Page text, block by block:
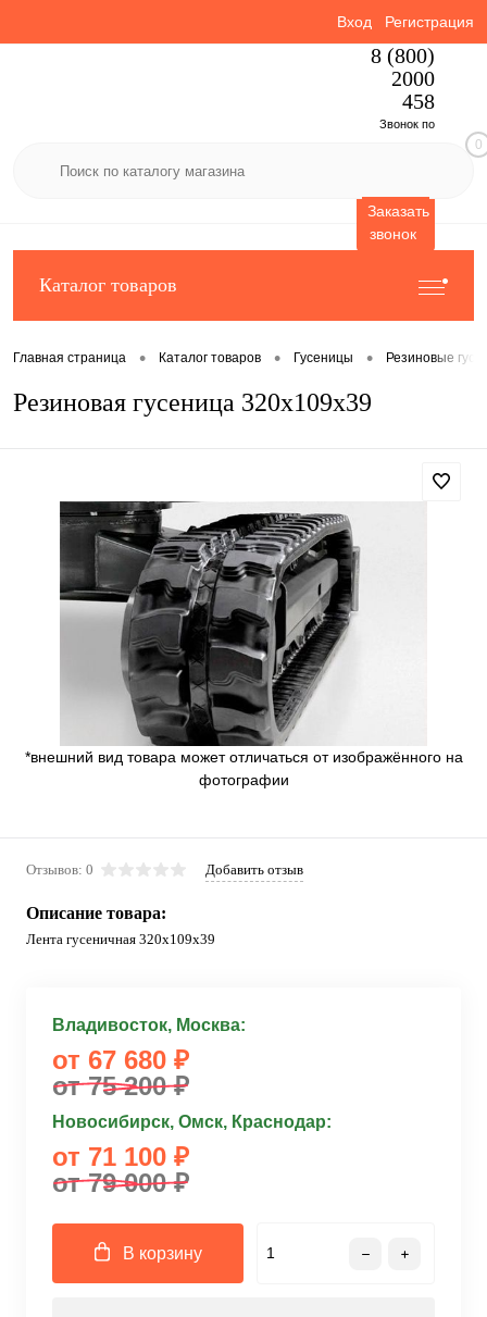
Вход Регистрация
8 (800)
2000
458
Звонок по
Заказать
звонок
0
Каталог товаров
Главная страница • Каталог товаров • Гусеницы • Резиновые
Резиновая гусеница 320x109x39
*внешний вид товара может отличаться от изображённого на
фотографии
Отзывов: 0 Добавить отзыв
Описание товара:
Лента гусеничная 320x109x39
Владивосток, Москва:
от 67 680 ₽
от 75 200 ₽
Новосибирск, Омск, Краснодар:
от 71 100 ₽
от 79 000 ₽
В корзину